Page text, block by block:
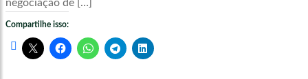
negociação de […]
Compartilhe isso: